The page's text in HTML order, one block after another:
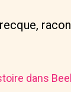
dans